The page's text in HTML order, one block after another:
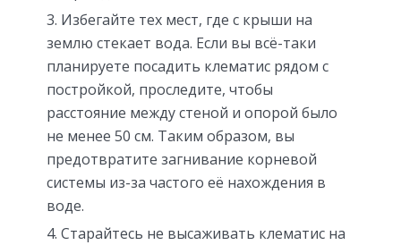
Избегайте тех мест, где с крыши на
землю стекает вода. Если вы всё-таки
планируете посадить клематис рядом с
постройкой, проследите, чтобы
расстояние между стеной и опорой было
не менее 50 см. Таким образом, вы
предотвратите загнивание корневой
системы из-за частого её нахождения в
воде.
Старайтесь не высаживать клематис на